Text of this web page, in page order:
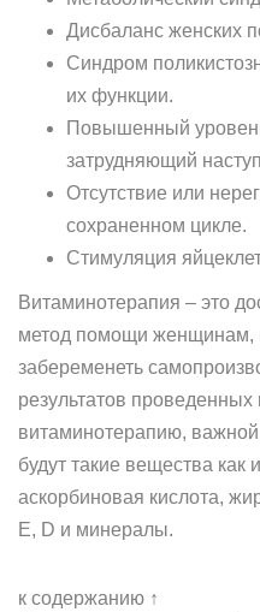
Дисбаланс женских
Синдром
их функции.
Повышенный
затрудняющий
Отсутствие или
сохраненном цикле.
Стимуляция
Витаминотерапия – это
метод помощи женщинам,
забеременеть
результатов
витаминотерапию,
будут такие вещества как
аскорбиновая кислота,
Е, D и минералы.
к содержанию ↑